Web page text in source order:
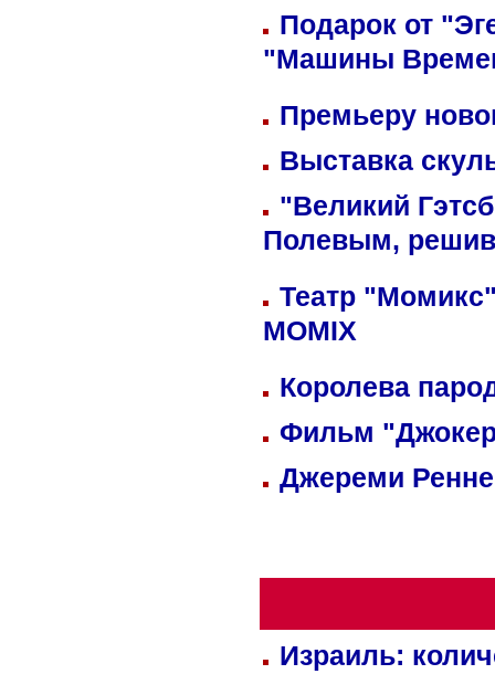
Подарок от
"Машины
Премьеру
Выставка
"Великий
Полевым,
Театр
MOMIX
Королева
Фильм
Джереми
Израиль: